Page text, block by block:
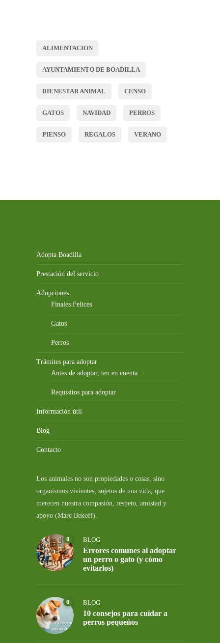
ALIMENTACION
AYUNTAMIENTO DE BOADILLA
BIENESTAR ANIMAL CENSO
GATOS NAVIDAD PERROS
PIENSO REGALOS VERANO
Adopta Boadilla
Prestación del servicio
Adopciones
Finales Felices
Gatos
Perros
Trámites para adoptar
Antes de adoptar, ten en cuenta…
Requisitos para adoptar
Información útil
Blog
Contacto
Los animales no son propiedades o cosas, sino
organismos vivientes, sujetos de una vida, que
merecen nuestra compasión, respeto, amistad y
apoyo (Marc Bekoff).
0 BLOG
Errores comunes al adoptar
un perro o gato (y cómo
evitarlos)
0 BLOG
10 consejos para cuidar a
perros pequeños